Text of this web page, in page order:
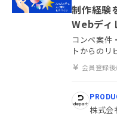
制作経験
Webディ
コンペ案件
トからのリ
会員登録
株式会